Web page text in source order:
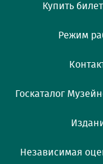
Купить
Режим
Госкаталог
Независимая